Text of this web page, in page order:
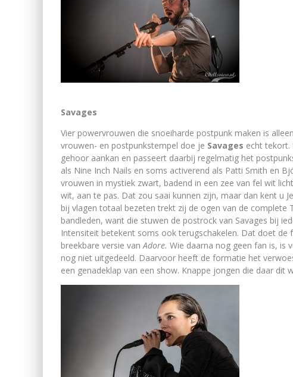
Savages
Vier powervrouwen die snoeiharde postpunk maken is
vrouwen- en postpunkstempel doe je Savages echt tekort.
gehoor aankan en passeert daarbij regelmatig het
als Nine Inch Nails en soms activerend als Patti Smith en
vrouwen in mystiek zwart, badend in een zee van fel wit
wit, aan te pas. Dat zou saai kunnen zijn, maar dan kent u
bij vlagen totaal bezeten trekt zij de ogen van de complete
bandleden, want die stuwen de postrock van Savages bij
Intensiteit betekent soms ook terugschakelen. Dat doet
breekbare versie vanAdore. Wie daarna nog geen fan is, is
nog niet uitgedeeld. Daarvoor heeft de formatie het
een genadeklap van een show. Knappe jongen die daar dit